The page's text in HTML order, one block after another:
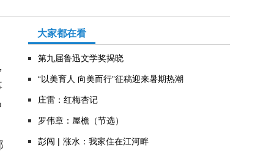
大家都在看
第九届鲁迅文学奖揭晓
“以美育人 向美而行”征稿迎来暑期热潮
庄雷：红梅杏记
罗伟章：屋檐（节选）
彭闯 | 涨水：我家住在江河畔